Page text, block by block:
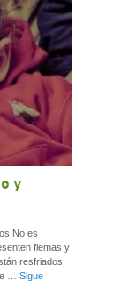
y
No es
flemas y
resfriados.
… Sigue